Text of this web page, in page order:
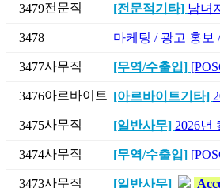
3479전문직 [전문적기타] 남녀
3478 마케팅 / 광고 홍보
3477사무직 [무역/수출입]
3476아르바이트 [아르바이트기타]
3475사무직 [일반사무] 2026년
3474사무직 [무역/수출입]
3473사무직 [일반사무]